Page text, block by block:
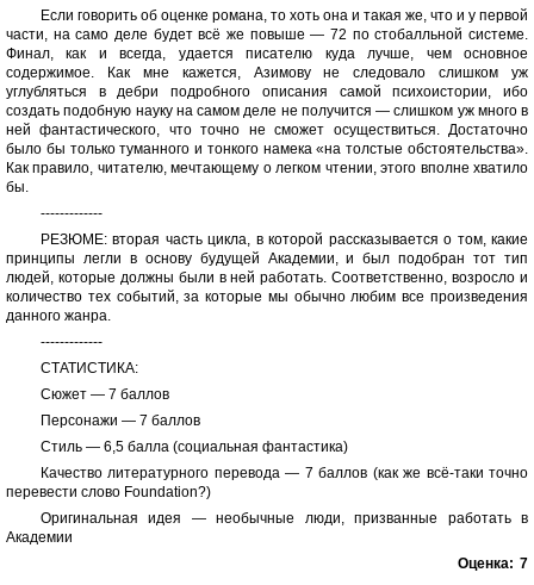
Если говорить об оценке романа, то хоть она и такая же, что и у первой
части, на само деле будет всё же повыше — 72 по стобалльной системе.
Финал, как и всегда, удается писателю куда лучше, чем основное
содержимое. Как мне кажется, Азимову не следовало слишком уж
углубляться в дебри подробного описания самой психоистории, ибо
создать подобную науку на самом деле не получится — слишком уж много в
ней фантастического, что точно не сможет осуществиться. Достаточно
было бы только туманного и тонкого намека «на толстые обстоятельства».
Как правило, читателю, мечтающему о легком чтении, этого вполне хватило
бы.
-------------
РЕЗЮМЕ: вторая часть цикла, в которой рассказывается о том, какие
принципы легли в основу будущей Академии, и был подобран тот тип
людей, которые должны были в ней работать. Соответственно, возросло и
количество тех событий, за которые мы обычно любим все произведения
данного жанра.
-------------
СТАТИСТИКА:
Сюжет — 7 баллов
Персонажи — 7 баллов
Стиль — 6,5 балла (социальная фантастика)
Качество литературного перевода — 7 баллов (как же всё-таки точно
перевести слово Foundation?)
Оригинальная идея — необычные люди, призванные работать в
Академии
Оценка: 7